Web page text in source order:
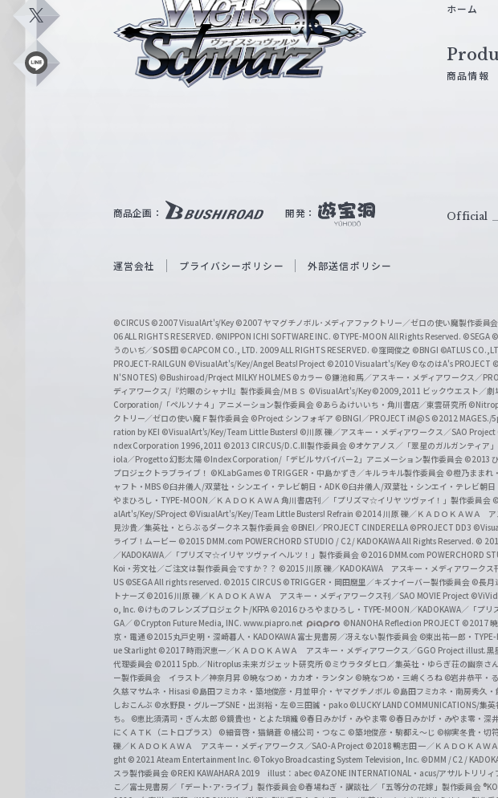
X
L
ス
W
i
c
h
w
a
r
z
ホーム
商品情報
商品企画： 開発： Official
運営会社 プライバシーポリシー 外部送信ポリシー
©CIRCUS ©2007 VisualArt's/Key ©2007 ヤマグチノボル･メディアファクトリー／ゼロの使い魔製作委員会
06 ALL RIGHTS RESERVED. ©NIPPON ICHI SOFTWARE INC. ©TYPE-MOON All Rights Reserved. ©SEGA
うのいぢ／SOS団 ©CAPCOM CO., LTD. 2009 ALL RIGHTS RESERVED. ©窪岡俊之 ©BNGI ©ATLUS
PROJECT-RAILGUN ©VisualArt's/Key/Angel Beats! Project ©2010 Visualart's/Key ©なのはA's PROJECT
N'S NOTES) ©Bushiroad/Project MILKY HOLMES ©カラー ©鎌池和馬／アスキー・メディアワークス／
ディアワークス/『灼眼のシャナII』製作委員会/ＭＢＳ ©VisualArt's/Key©2009,2011 ビックウエスト／劇
Corporation/「ペルソナ４」アニメーション製作委員会 ©あらゐけいいち・角川書店／東雲研究所
クトリー／ゼロの使い魔Ｆ製作委員会 ©Project シンフォギア ©BNGI／PROJECT iM@S ©2012 MAGES./
ration by KEI ©VisualArt's/Key/Team Little Busters! ©川原 礫／アスキー・メディアワークス／SAO Project
ndex Corporation 1996,2011 ©2013 CIRCUS/D.C.III製作委員会 ©オケアノス／「翠星のガルガンティア
iola／Progetto 幻影太陽 ©Index Corporation/「デビルサバイバー2」アニメーション製作委員会 ©2013
プロジェクトラブライブ！ ©KLabGames © TRIGGER・中島かずき／キルラキル製作委員会 ©橙乃ままれ
ャフト・MBS ©臼井儀人/双葉社・シンエイ・テレビ朝日・ADK ©臼井儀人/双葉社・シンエイ・テレビ朝
やまひろし・TYPE-MOON／ＫＡＤＯＫＡＷＡ 角川書店刊／「プリズマ☆イリヤ ツヴァイ！」製作委員会
alArt's/Key/SProject ©VisualArt's/Key/Team Little Busters! Refrain ©2014 川原 礫／ＫＡＤＯＫＡＷＡ
見沙貴／集英社・とらぶるダークネス製作委員会 ©BNEI／PROJECT CINDERELLA ©PROJECT DD3
ライブ！ムービー ©2015 DMM.com POWERCHORD STUDIO / C2 / KADOKAWA All Rights Reserved. ©
／KADOKAWA／「プリズマ☆イリヤ ツヴァイ ヘルツ！」製作委員会 ©2016 DMM.com POWERCHORD
Koi・芳文社／ご注文は製作委員会ですか？？ ©2015 川原 礫／KADOKAWA アスキー・メディアワークス
US ©SEGA All rights reserved. ©2015 CIRCUS ©TRIGGER・岡田麿里／キズナイーバー製作委員会 ©長月
トナーズ©2016 川原 礫／ＫＡＤＯＫＡＷＡ アスキー・メディアワークス刊／SAO MOVIE Project ©ViVid
o, Inc. ©けものフレンズプロジェクト/KFPA ©2016 ひろやまひろし・TYPE-MOON／KADOKAWA／「プ
GA／ ©Crypton Future Media, INC. www.piapro.net
©NANOHA Reflection PROJECT ©2017 暁
京・電通 ©2015丸戸史明・深崎暮人・KADOKAWA 富士見書房／冴えない製作委員会 ©東出祐一郎・TYPE-
ue Starlight ©2017 時雨沢恵一／ＫＡＤＯＫＡＷＡ アスキー・メディアワークス／GGO Project illust.黒
代理委員会 ©2011 5pb.／Nitroplus 未来ガジェット研究所 ©ミウラタダヒロ／集英社・ゆらぎ荘の幽奈さ
ー製作委員会 イラスト／神奈月昇 ©暁なつめ・カカオ・ランタン ©暁なつめ・三嶋くろね ©岩井恭平・
久慈マサムネ・Hisasi ©島田フミカネ・築地俊彦・月並甲介・ヤマグチノボル ©島田フミカネ・南房秀久・
しおこんぶ ©水野良・グループSNE・出渕裕・左©三田誠・pako ©LUCKY LAND COMMUNICATIONS/集
ち。
©恵比須清司・ぎん太郎 ©鏡貴也・とよた瑣織 ©春日みかげ・みやま零 ©春日みかげ・みやま零・深
にくＡＴＫ（ニトロプラス） ©細音啓・猫鍋蒼 ©橘公司・つなこ ©築地俊彦・駒都え～じ ©柳実冬貴・切
礫／ＫＡＤＯＫＡＷＡ アスキー・メディアワークス／SAO-A Project ©2018 鴨志田 一／ＫＡＤＯＫＡＷ
ght © 2021 Ateam Entertainment Inc. ©Tokyo Broadcasting System Television, Inc. ©DMM / C2 /
スラ製作委員会 ©REKI KAWAHARA 2019 illust：abec ©AZONE INTERNATIONAL・acus/アサルトリリィ
こ／富士見書房／「デート･ア･ライブ」製作委員会©春場ねぎ・講談社／「五等分の花嫁」製作委員会